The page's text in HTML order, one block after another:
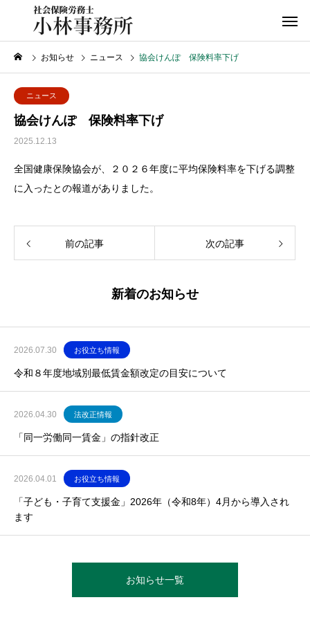
お知らせ ニュース 協会けんぽ 保険料率下げ
ニュース
協会けんぽ 保険料率下げ
2025.12.13
全国健康保険協会が、２０２６年度に平均保険料率を下げる調整
に入ったとの報道がありました。
前の記事 次の記事
新着のお知らせ
2026.07.30 お役立ち情報
令和８年度地域別最低賃金額改定の目安について
2026.04.30 法改正情報
「同一労働同一賃金」の指針改正
2026.04.01 お役立ち情報
「子ども・子育て支援金」2026年（令和8年）4月から導入され
ます
お知らせ一覧